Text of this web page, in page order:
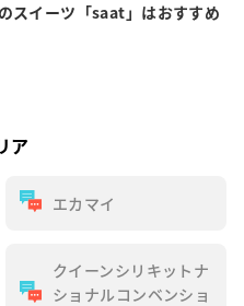
スイーツ「saat」はおすすめ
ア
エカマイ
クイーンシリキットナ
ショナルコンベンショ